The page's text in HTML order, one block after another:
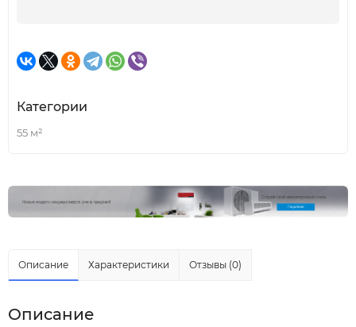
Категории
55 м²
Описание Характеристики Отзывы (0)
Описание